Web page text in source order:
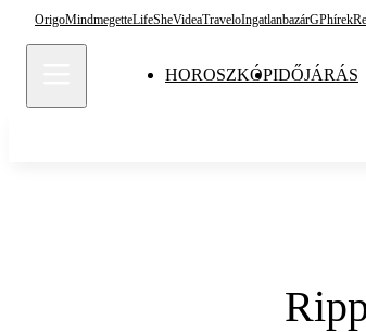
OrigoMindmegetteLifeSheVideaTraveloIngatlanbazárGPhírek
HOROSZKÓPIDŐJÁRÁS